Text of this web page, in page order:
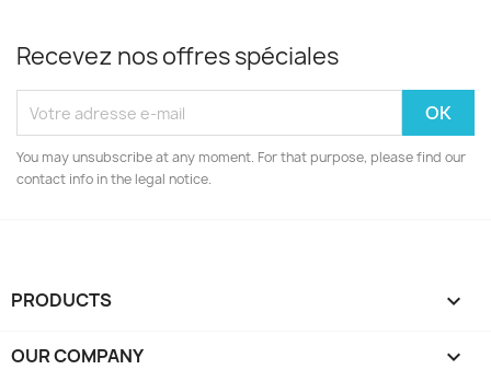
Recevez nos offres spéciales
You may unsubscribe at any moment. For that purpose, please find our
contact info in the legal notice.
PRODUCTS 
OUR COMPANY 